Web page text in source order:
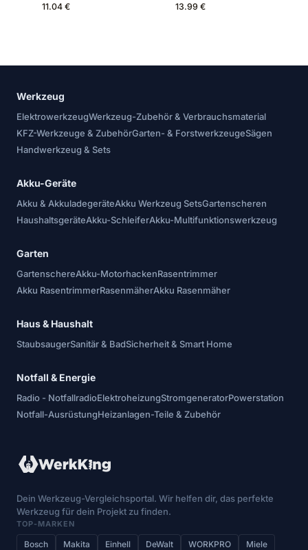
11.04 € 13.99 €
Werkzeug
ElektrowerkzeugWerkzeug-Zubehör & Verbrauchsmaterial
KFZ-Werkzeuge & ZubehörGarten- & ForstwerkzeugeSägen
Handwerkzeug & Sets
Akku-Geräte
Akku & AkkuladegeräteAkku Werkzeug SetsGartenscheren
HaushaltsgeräteAkku-SchleiferAkku-Multifunktionswerkzeug
Garten
GartenschereAkku-MotorhackenRasentrimmer
Akku RasentrimmerRasenmäherAkku Rasenmäher
Haus & Haushalt
StaubsaugerSanitär & BadSicherheit & Smart Home
Notfall & Energie
Radio - NotfallradioElektroheizungStromgeneratorPowerstation
Notfall-AusrüstungHeizanlagen-Teile & Zubehör
Dein Werkzeug-Vergleichsportal. Wir helfen dir, das perfekte
Werkzeug für dein Projekt zu finden.
TOP-MARKEN
Bosch Makita Einhell DeWalt WORKPRO
Miele